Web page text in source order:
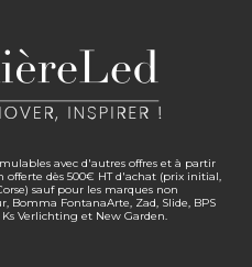
avec d'autres offres et à partir
dès 500€ HT d'achat (prix initial,
sauf pour les marques non
Bomma FontanaArte, Zad, Slide, BPS
Ks Verlichting et New Garden.